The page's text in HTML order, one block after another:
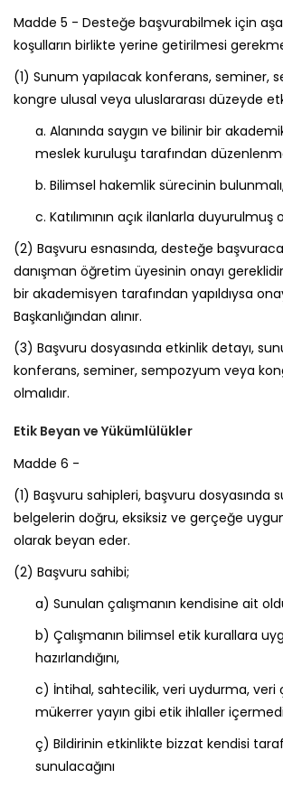
Madde 5 - Desteğe başvurabilmek için
koşulların birlikte yerine getirilmesi
(1) Sunum yapılacak konferans, seminer,
kongre ulusal veya uluslararası düzeyde
a. Alanında saygın ve bilinir bir
meslek kuruluşu tarafından
b. Bilimsel hakemlik sürecinin
c. Katılımının açık ilanlarla duyurulmuş
(2) Başvuru esnasında, desteğe
danışman öğretim üyesinin onayı
bir akademisyen tarafından yapıldıysa
Başkanlığından alınır.
(3) Başvuru dosyasında etkinlik detayı,
konferans, seminer, sempozyum veya
olmalıdır.
Etik Beyan ve Yükümlülükler
Madde 6 -
(1) Başvuru sahipleri, başvuru dosyasında
belgelerin doğru, eksiksiz ve gerçeğe
olarak beyan eder.
(2) Başvuru sahibi;
a) Sunulan çalışmanın kendisine ait
b) Çalışmanın bilimsel etik kurallara
hazırlandığını,
c) İntihal, sahtecilik, veri uydurma, veri
mükerrer yayın gibi etik ihlaller
ç) Bildirinin etkinlikte bizzat kendisi
sunulacağını